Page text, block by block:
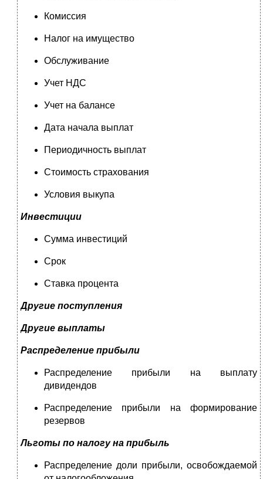
Комиссия
Налог на имущество
Обслуживание
Учет НДС
Учет на балансе
Дата начала выплат
Периодичность выплат
Стоимость страхования
Условия выкупа
Инвестиции
Сумма инвестиций
Срок
Ставка процента
Другие поступления
Другие выплаты
Распределение прибыли
Распределение прибыли на выплату
дивидендов
Распределение прибыли на формирование
резервов
Льготы по налогу на прибыль
Распределение доли прибыли, освобождаемой